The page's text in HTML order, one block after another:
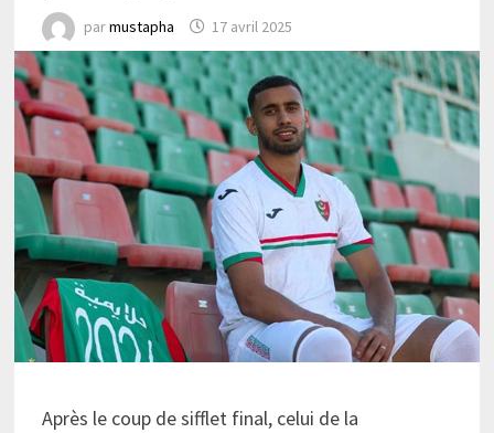
parmustapha 17 avril 2025
Après le coup de sifflet final, celui de la